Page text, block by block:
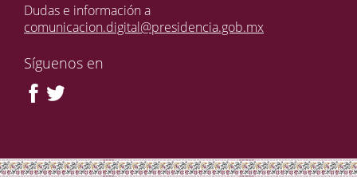
Dudas e información a
comunicacion.digital@presidencia.gob.mx
Síguenos en